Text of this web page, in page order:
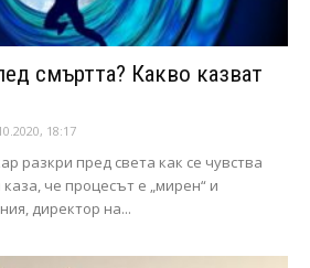
смъртта? Какво казват
18:17
разкри пред света как се чувства
че процесът е „мирен“ и
директор на...